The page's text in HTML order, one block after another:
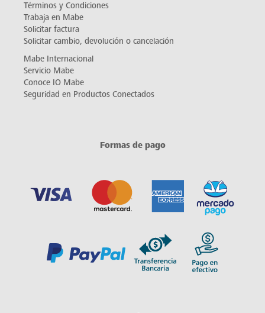
Términos y Condiciones
Trabaja en Mabe
Solicitar factura
Solicitar cambio, devolución o cancelación
Mabe Internacional
Servicio Mabe
Conoce IO Mabe
Seguridad en Productos Conectados
Formas de pago